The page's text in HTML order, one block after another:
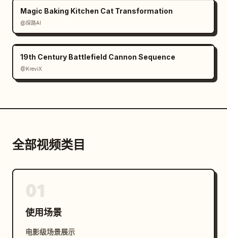
Magic Baking Kitchen Cat Transformation
@探路AI
19th Century Battlefield Cannon Sequence
@KreviX
全部视频类目
使用场景
电影级场景展示